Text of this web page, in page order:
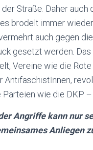
Straße. Daher
brodelt immer
auch gegen
gesetzt werden.
Vereine wie die
AntifaschistInnen,
Parteien wie die DKP
Angriffe kann nur
Anliegen